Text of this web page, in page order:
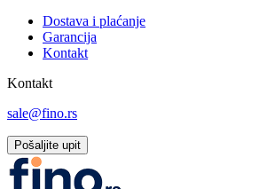
Dostava i plaćanje
Garancija
Kontakt
Kontakt
sale@fino.rs
Pošaljite upit